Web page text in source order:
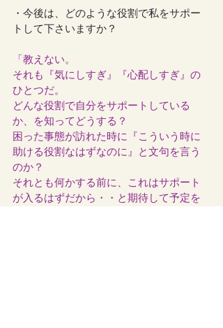
・今後は、どのような役割で私をサポー
トして下さいますか？
「教えない。
それも『気にしすぎ』『心配しすぎ』の
ひとつだ。
どんな役割で自分をサポートしている
か、を知ってどうする？
困った事態が訪れた時に『こういう時に
助ける役割なはずなのに』と文句を言う
のか？
それとも何かする前に、これはサポート
が入るはずだから・・と期待して予定を